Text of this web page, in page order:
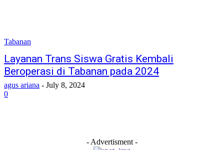
Tabanan
Layanan Trans Siswa Gratis Kembali
Beroperasi di Tabanan pada 2024
agus ariana - July 8, 2024
0
- Advertisment -